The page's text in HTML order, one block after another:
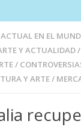
EN EL
Y ACTUALIDAD/
/
Y ARTE/